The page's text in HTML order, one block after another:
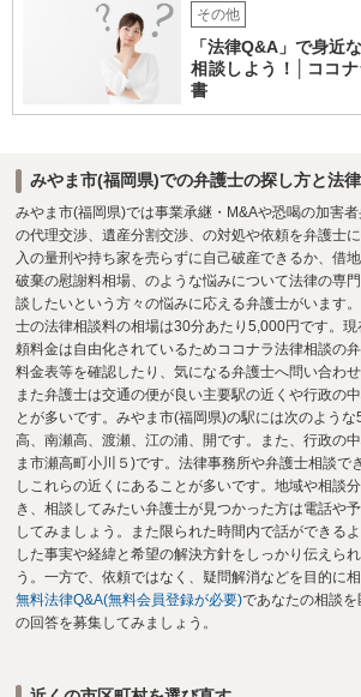
その他
「法律Q&A」で身近
相談しよう！│ココ
書
みやま市(福岡県)での弁護士の探し方と法
みやま市(福岡県)では事業承継・M&Aや恐喝の加害
の代理交渉、遺産分割交渉、の対処や依頼を弁護士
入の量刑や持ち家を売らずに自己破産できるか、借
破棄の慰謝料相場、のような悩みについて法律の専
談したいという方々の悩みに応える弁護士がいます
士の法律相談料の相場は30分あたり5,000円です。
頼料金は自由化されているためココナラ法律相談の
料金表等を確認したり、気になる弁護士へ問い合わ
また弁護士は交通の便が良い主要駅の近くや行政の
とが多いです。みやま市(福岡県)の駅には次のよう
高、南瀬高、渡瀬、江の浦、開です。また、行政の
ま市瀬高町小川５)です。法律事務所や弁護士相談で
しこれらの近くにあることが多いです。地域や相談
き、相談してみたい弁護士が見つかった方は電話や
してみましょう。また限られた時間内で話ができる
した事実や経緯と希望の解決方針をしっかり伝えら
う。一方で、依頼ではなく、疑問解消などを目的に
無料法律Q&A(無料会員登録が必要)であなたの相談
の回答を募集してみましょう。